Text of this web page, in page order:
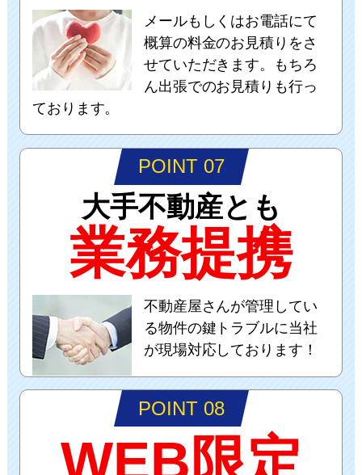
メールもしくはお電話にて
概算の料金のお見積りをさ
せていただきます。もちろ
ん出張でのお見積りも行っ
ております。
POINT 07
大手不動産とも
業務提携
不動産屋さんが管理してい
る物件の鍵トラブルに当社
が現場対応しております！
POINT 08
WEB限定